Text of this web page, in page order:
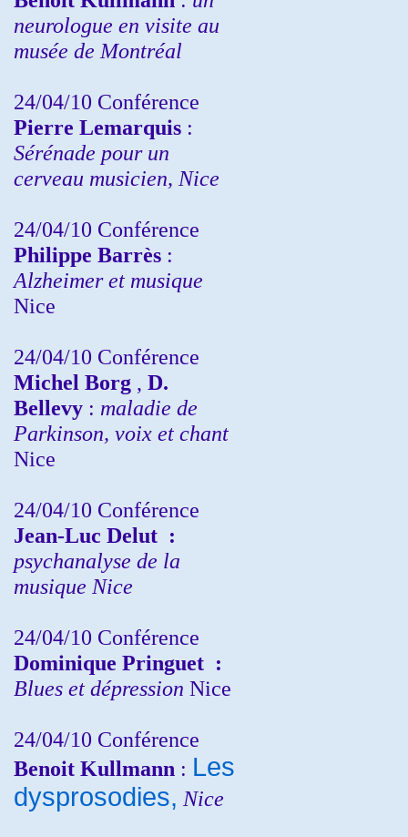
neurologue en visite au
musée de Montréal
24/04/10 Conférence
Pierre Lemarquis :
Sérénade pour un
cerveau musicien, Nice
24/04/10 Conférence
Philippe Barrès :
Alzheimer et musique
Nice
24/04/10 Conférence
Michel Borg , D.
Bellevy : maladie de
Parkinson, voix et chant
Nice
24/04/10 Conférence
Jean-Luc Delut :
psychanalyse de la
musique Nice
24/04/10 Conférence
Dominique Pringuet :
Blues et dépression Nice
24/04/10 Conférence
Benoit Kullmann : Les
dysprosodies, Nice